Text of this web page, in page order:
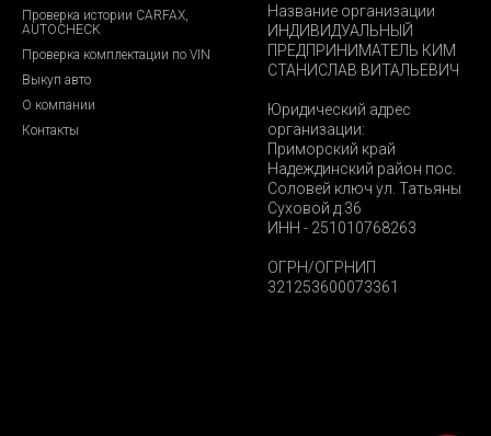
Проверка истории CARFAX,
AUTOCHECK
Проверка комплектации по VIN
Выкуп авто
О компании
Контакты
Название организации
ИНДИВИДУАЛЬНЫЙ
ПРЕДПРИНИМАТЕЛЬ КИМ
СТАНИСЛАВ ВИТАЛЬЕВИЧ
Юридический адрес
организации:
Приморский край
Надеждинский район пос.
Соловей ключ ул. Татьяны
Суховой д.36
ИНН - 251010768263
ОГРН/ОГРНИП
321253600073361